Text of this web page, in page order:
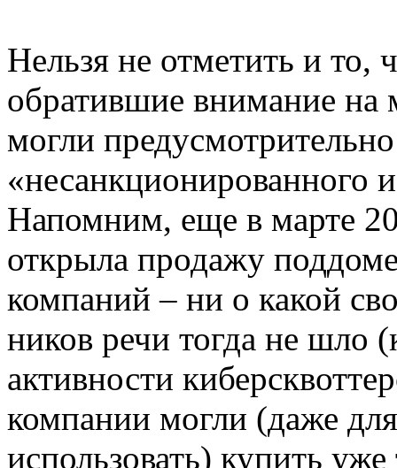
Нельзя не отметить и то,
обратившие внимание на
могли
«несанкционированного
Напомним, еще в марте
открыла продажу
компаний – ни о какой
ников речи тогда не шло
активности
компании могли (даже
использовать) купить